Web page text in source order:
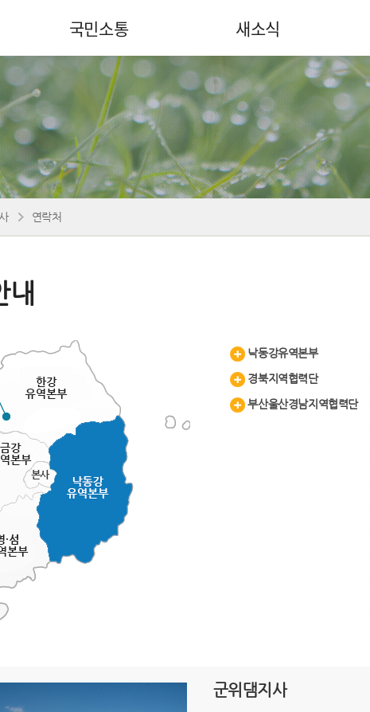
국민소통 새소식
연락처
내
낙동강유역본부
경북지역협력단
부산울산경남지역협력단
군위댐지사